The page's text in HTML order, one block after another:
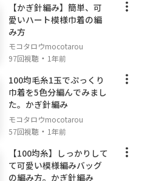
【かぎ針編み】簡単、可
愛いハート模様巾着の編
み方
モコタロウmocotarou
97回視聴 ・ 1年前
100均毛糸1玉でぷっくり
巾着を5色分編んでみまし
た。かぎ針編み
モコタロウmocotarou
57回視聴 ・ 1年前
【100均糸】しっかりして
て可愛い模様編みバッグ
の編み方。かぎ針編み